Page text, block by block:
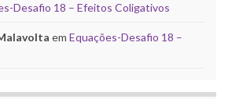
Desafio 18 – Efeitos Coligativos
em Equações-Desafio 18 –